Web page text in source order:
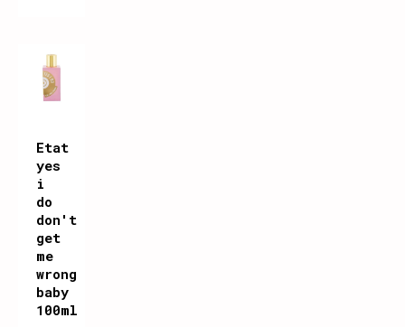
Etat
yes
i
do
don't
get
me
wrong
baby
100ml